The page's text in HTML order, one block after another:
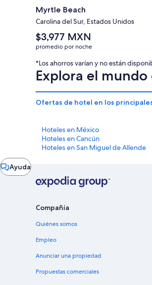
Myrtle Beach
Carolina del Sur, Estados Unidos
El
precio
promedio
por
noche
es
$3,977 MXN
promedio por noche
*Los ahorros varían y no están
Explora el mundo
Ofertas de hotel en los
Hoteles en México
Hoteles en Cancún
Hoteles en San Miguel de Allende
Ayuda
Ventana
de
Compañía
Quiénes somos
Empleo
Anunciar una propiedad
Propuestas comerciales